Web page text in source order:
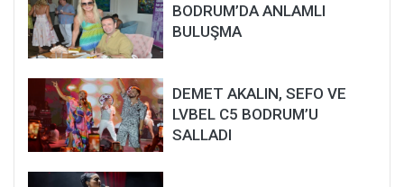
BODRUM’DA ANLAMLI
BULUŞMA
DEMET AKALIN, SEFO VE
LVBEL C5 BODRUM’U
SALLADI